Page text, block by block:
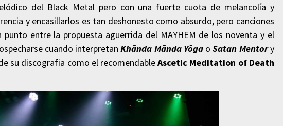
del Black Metal pero con una fuerte cuota de melancolía y
y encasillarlos es tan deshonesto como absurdo, pero canciones
entre la propuesta aguerrida del MAYHEM de los noventa y el
cuando interpretanKhānda Mānda YōgaoSatan Mentory
su discografia como el recomendableAscetic Meditation of Death